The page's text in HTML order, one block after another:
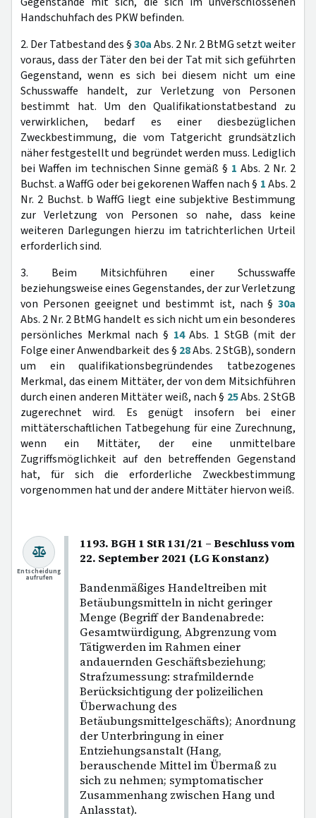
Handschuhfach des PKW befinden.
2. Der Tatbestand des §30aAbs. 2 Nr. 2 BtMG setzt weiter
voraus, dass der Täter den bei der Tat mit sich geführten
Gegenstand, wenn es sich bei diesem nicht um eine
Schusswaffe handelt, zur Verletzung von Personen
bestimmt hat. Um den Qualifikationstatbestand zu
verwirklichen, bedarf es einer diesbezüglichen
Zweckbestimmung, die vom Tatgericht grundsätzlich
näher festgestellt und begründet werden muss. Lediglich
bei Waffen im technischen Sinne gemäß § 1 Abs. 2 Nr. 2
Buchst. a WaffG oder bei gekorenen Waffen nach § 1Abs. 2
Nr. 2 Buchst. b WaffG liegt eine subjektive Bestimmung
zur Verletzung von Personen so nahe, dass keine
weiteren Darlegungen hierzu im tatrichterlichen Urteil
erforderlich sind.
3. Beim Mitsichführen einer Schusswaffe
beziehungsweise eines Gegenstandes, der zur Verletzung
von Personen geeignet und bestimmt ist, nach § 30a
Abs. 2 Nr. 2 BtMG handelt es sich nicht um ein besonderes
persönliches Merkmal nach § 14Abs. 1 StGB (mit der
Folge einer Anwendbarkeit des § 28Abs. 2 StGB), sondern
um ein qualifikationsbegründendes tatbezogenes
Merkmal, das einem Mittäter, der von dem Mitsichführen
durch einen anderen Mittäter weiß, nach § 25Abs. 2 StGB
zugerechnet wird. Es genügt insofern bei einer
mittäterschaftlichen Tatbegehung für eine Zurechnung,
wenn ein Mittäter, der eine unmittelbare
Zugriffsmöglichkeit auf den betreffenden Gegenstand
hat, für sich die erforderliche Zweckbestimmung
vorgenommen hat und der andere Mittäter hiervon weiß.
1193. BGH 1 StR 131/21 – Beschluss vom
22. September 2021 (LG Konstanz)
Bandenmäßiges Handeltreiben mit
Betäubungsmitteln in nicht geringer
Menge (Begriff der Bandenabrede:
Gesamtwürdigung, Abgrenzung vom
Tätigwerden im Rahmen einer
andauernden Geschäftsbeziehung;
Strafzumessung: strafmildernde
Berücksichtigung der polizeilichen
Überwachung des
Betäubungsmittelgeschäfts); Anordnung
der Unterbringung in einer
Entziehungsanstalt (Hang,
berauschende Mittel im Übermaß zu
sich zu nehmen; symptomatischer
Zusammenhang zwischen Hang und
Anlasstat).
Entscheidung
aufrufen